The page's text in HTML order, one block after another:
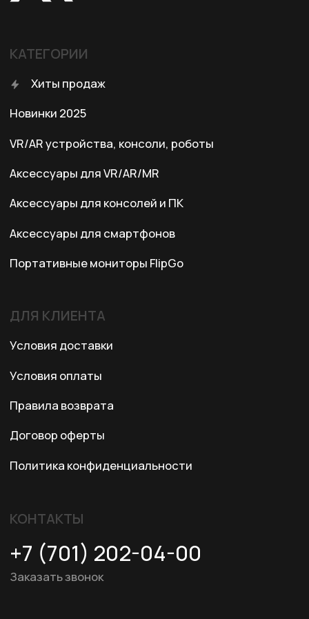
Разработка сайтаZERO.STUDIO
Заказать звонок
Казахстан, Алматы, ул. Карасай
3 этаж, 301 офис
Адрес: